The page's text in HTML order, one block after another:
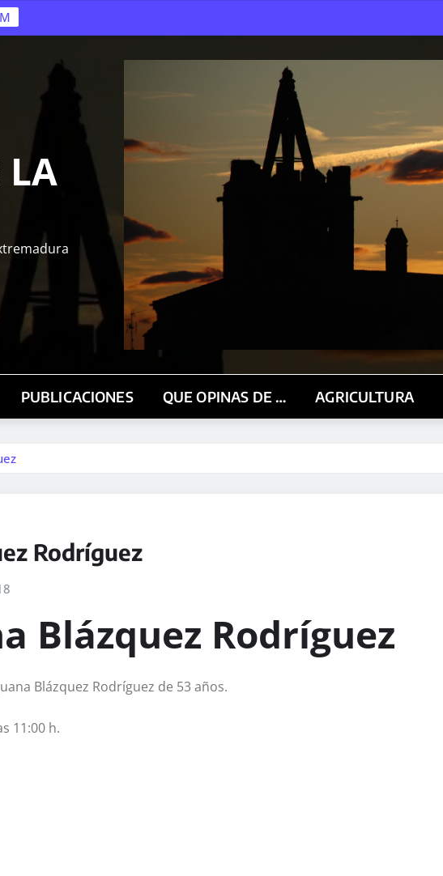
LA
PUBLICACIONES QUE OPINAS DE … AGRICULTURA
Rodríguez
Blázquez Rodríguez
Blázquez Rodríguez de 53 años.
11:00 h.